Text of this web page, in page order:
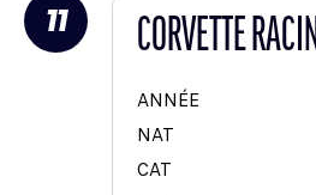
11 CORVETTE
ANNÉE
NAT
CAT